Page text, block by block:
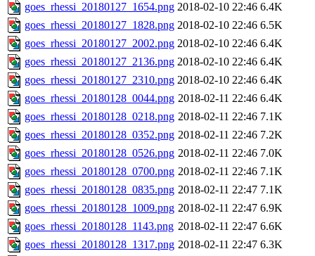
goes_rhessi_20180127_1654.png 2018-02-10 22:46 6.4K
goes_rhessi_20180127_1828.png 2018-02-10 22:46 6.5K
goes_rhessi_20180127_2002.png 2018-02-10 22:46 6.4K
goes_rhessi_20180127_2136.png 2018-02-10 22:46 6.4K
goes_rhessi_20180127_2310.png 2018-02-10 22:46 6.4K
goes_rhessi_20180128_0044.png 2018-02-11 22:46 6.4K
goes_rhessi_20180128_0218.png 2018-02-11 22:46 7.1K
goes_rhessi_20180128_0352.png 2018-02-11 22:46 7.2K
goes_rhessi_20180128_0526.png 2018-02-11 22:46 7.0K
goes_rhessi_20180128_0700.png 2018-02-11 22:46 7.1K
goes_rhessi_20180128_0835.png 2018-02-11 22:47 7.1K
goes_rhessi_20180128_1009.png 2018-02-11 22:47 6.9K
goes_rhessi_20180128_1143.png 2018-02-11 22:47 6.6K
goes_rhessi_20180128_1317.png 2018-02-11 22:47 6.3K